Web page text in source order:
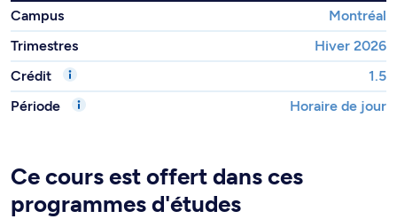
Campus
Montréal
Trimestres
Hiver 2026
Crédit
1.5
Période
Horaire de jour
Ce cours est offert dans ces
programmes d'études